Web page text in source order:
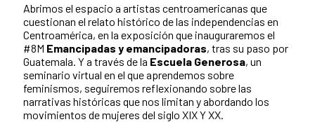
Abrimos el espacio a artistas centroamericanas que
cuestionan el relato histórico de las independencias en
Centroamérica, en la exposición que inauguraremos el
#8M Emancipadas y emancipadoras, tras su paso por
Guatemala. Y a través de la Escuela Generosa, un
seminario virtual en el que aprendemos sobre
feminismos, seguiremos reflexionando sobre las
narrativas históricas que nos limitan y abordando los
movimientos de mujeres del siglo XIX Y XX.